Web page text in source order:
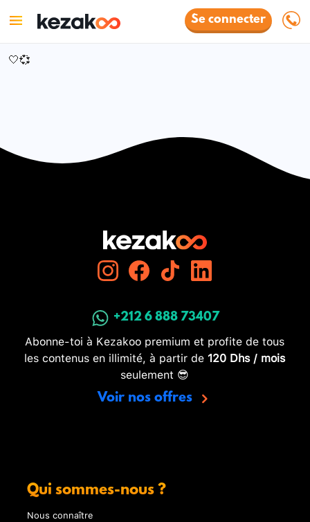
Se connecter
🤍💞
+212 6 888 73407
Abonne-toi à Kezakoo premium et profite de tous
les contenus en illimité, à partir de 120 Dhs / mois
seulement 😎
Voir nos offres
Qui sommes-nous ?
Nous connaître